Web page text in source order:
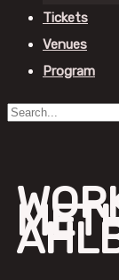
Tickets
Venues
Program